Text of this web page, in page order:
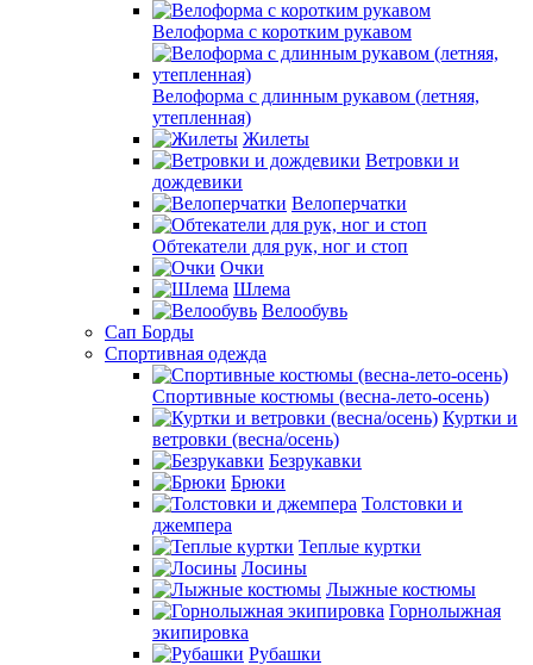
Велоформа с коротким рукавом
Велоформа с длинным рукавом (летняя,
утепленная)
Жилеты
Ветровки и
дождевики
Велоперчатки
Обтекатели для рук, ног и стоп
Очки
Шлема
Велообувь
Сап Борды
Спортивная одежда
Спортивные костюмы (весна-лето-осень)
Куртки и
ветровки (весна/осень)
Безрукавки
Брюки
Толстовки и
джемпера
Теплые куртки
Лосины
Лыжные костюмы
Горнолыжная
экипировка
Рубашки